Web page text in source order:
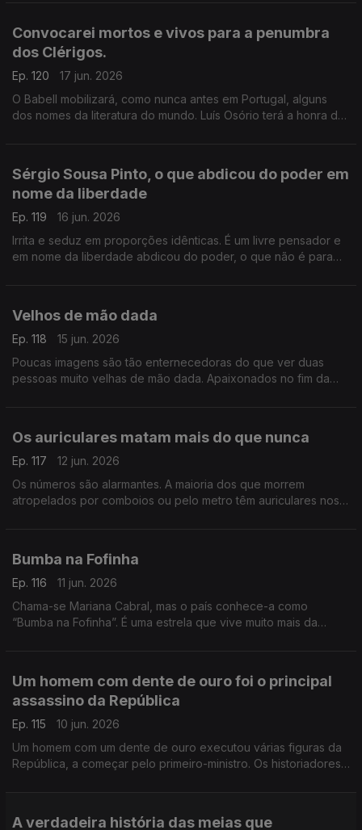
Convocarei mortos e vivos para a penumbra
dos Clérigos.
Ep. 120
17 jun. 2026
O Babell mobilizará, como nunca antes em Portugal, alguns
dos nomes da literatura do mundo. Luís Osório terá a honra de
Sérgio Sousa Pinto, o que abdicou do poder em
nome da liberdade
Ep. 119
16 jun. 2026
Irrita e seduz em proporções idênticas. É um livre pensador e
em nome da liberdade abdicou do poder, o que não é para
Velhos de mão dada
Ep. 118
15 jun. 2026
Poucas imagens são tão enternecedoras do que ver duas
pessoas muito velhas de mão dada. Apaixonados no fim da
Os auriculares matam mais do que nunca
Ep. 117
12 jun. 2026
Os números são alarmantes. A maioria dos que morrem
atropelados por comboios ou pelo metro têm auriculares nos
Bumba na Fofinha
Ep. 116
11 jun. 2026
Chama-se Mariana Cabral, mas o país conhece-a como
“Bumba na Fofinha”. É uma estrela que vive muito mais da
Um homem com dente de ouro foi o principal
assassino da República
Ep. 115
10 jun. 2026
Um homem com um dente de ouro executou várias figuras da
República, a começar pelo primeiro-ministro. Os historiadores
A verdadeira história das meias que